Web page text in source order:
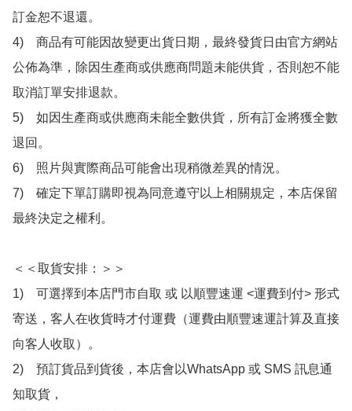
訂金恕不退還。
4)　商品有可能因故變更出貨日期，最終發貨日由官方網站
公佈為準，除因生產商或供應商問題未能供貨，否則恕不能
取消訂單安排退款。
5)　如因生產商或供應商未能全數供貨，所有訂金將獲全數
退回。
6)　照片與實際商品可能會出現稍微差異的情況。
7)　確定下單訂購即視為同意遵守以上相關規定，本店保留
最終決定之權利。
＜＜取貨安排：＞＞
1)　可選擇到本店門市自取 或 以順豐速運 <運費到付> 形式
寄送，客人在收貨時才付運費（運費由順豐速運計算及直接
向客人收取）。
2)　預訂貨品到貨後，本店會以WhatsApp 或 SMS 訊息通
知取貨，